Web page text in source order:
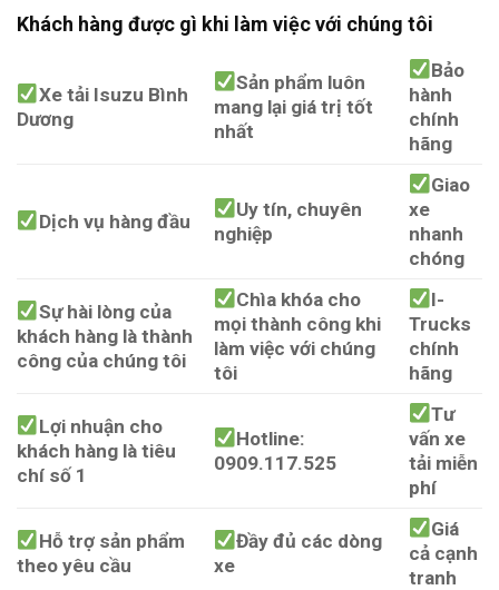
Khách hàng được gì khi làm việc với chúng tôi
Xe tải Isuzu Bình
Dương
Sản phẩm luôn
mang lại giá trị tốt
nhất
Bảo
hành
chính
hãng
Dịch vụ hàng đầu
Uy tín, chuyên
nghiệp
Giao
xe
nhanh
chóng
Sự hài lòng của
khách hàng là thành
công của chúng tôi
Chìa khóa cho
mọi thành công khi
làm việc với chúng
tôi
I-
Trucks
chính
hãng
Lợi nhuận cho
khách hàng là tiêu
chí số 1
Hotline:
0909.117.525
Tư
vấn xe
tải miễn
phí
Hỗ trợ sản phẩm
theo yêu cầu
Đầy đủ các dòng
xe
Giá
cả cạnh
tranh